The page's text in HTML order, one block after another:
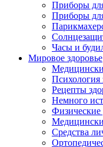
Приборы
Приборы
Часы и
Мировое здоровье
Психология
Рецепты
Немного
Средства